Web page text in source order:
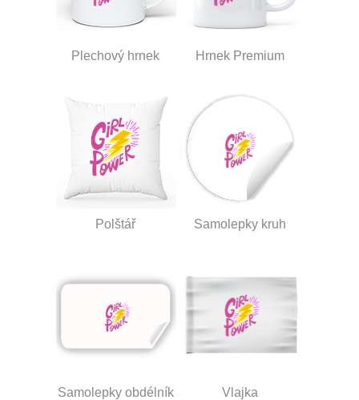
Plechový hrnek Hrnek Premium
Polštář Samolepky kruh
Samolepky obdélník Vlajka